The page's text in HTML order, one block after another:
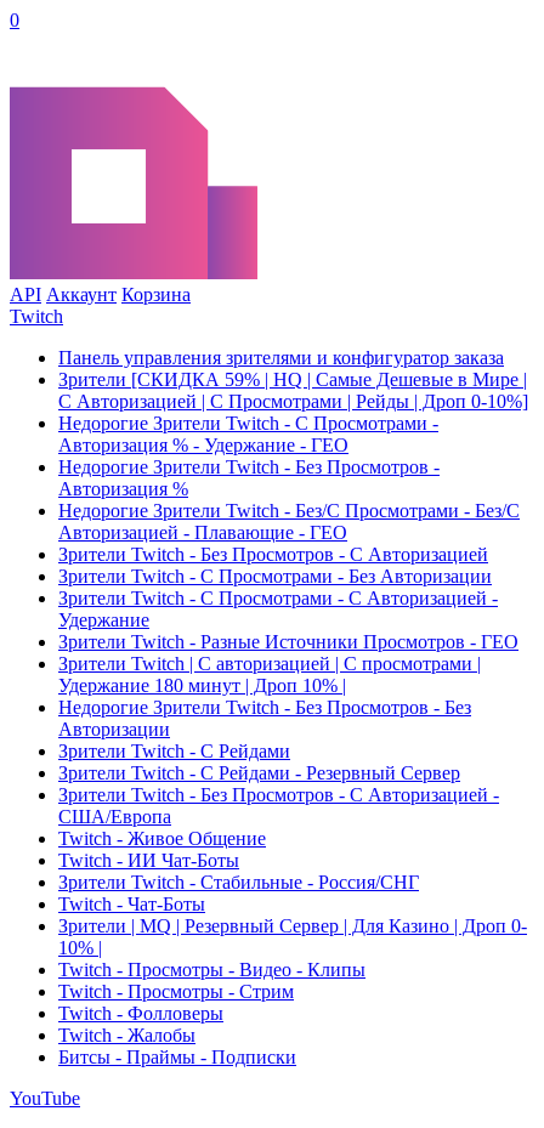
0
API Аккаунт Корзина
Twitch
Панель управления зрителями и конфигуратор заказа
Зрители [СКИДКА 59% | HQ | Самые Дешевые в Мире |
С Авторизацией | С Просмотрами | Рейды | Дроп 0-10%]
Недорогие Зрители Twitch - С Просмотрами -
Авторизация % - Удержание - ГЕО
Недорогие Зрители Twitch - Без Просмотров -
Авторизация %
Недорогие Зрители Twitch - Без/С Просмотрами - Без/С
Авторизацией - Плавающие - ГЕО
Зрители Twitch - Без Просмотров - С Авторизацией
Зрители Twitch - С Просмотрами - Без Авторизации
Зрители Twitch - С Просмотрами - С Авторизацией -
Удержание
Зрители Twitch - Разные Источники Просмотров - ГЕО
Зрители Twitch | С авторизацией | С просмотрами |
Удержание 180 минут | Дроп 10% |
Недорогие Зрители Twitch - Без Просмотров - Без
Авторизации
Зрители Twitch - С Рейдами
Зрители Twitch - С Рейдами - Резервный Сервер
Зрители Twitch - Без Просмотров - С Авторизацией -
США/Европа
Twitch - Живое Общение
Twitch - ИИ Чат-Боты
Зрители Twitch - Стабильные - Россия/СНГ
Twitch - Чат-Боты
Зрители | MQ | Резервный Сервер | Для Казино | Дроп 0-
10% |
Twitch - Просмотры - Видео - Клипы
Twitch - Просмотры - Стрим
Twitch - Фолловеры
Twitch - Жалобы
Битсы - Праймы - Подписки
YouTube